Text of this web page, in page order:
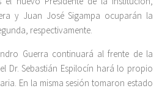
y Juan José Sigampa ocuparán la
respectivamente.
Guerra continuará al frente de la
Dr. Sebastián Espilocín hará lo propio
En la misma sesión tomaron estado